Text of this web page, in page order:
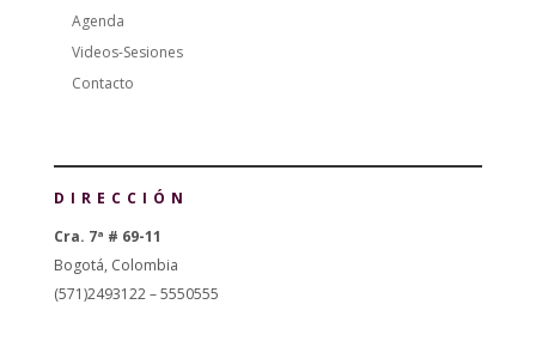
Agenda
Videos-Sesiones
Contacto
DIRECCIÓN
Cra. 7ª # 69-11
Bogotá, Colombia
(571)2493122 – 5550555